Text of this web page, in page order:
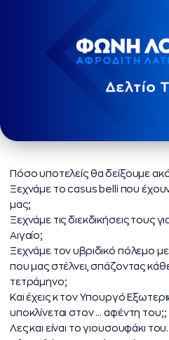
Πόσο υποτελείς θα δείξουμε
Ξεχνάμε το casus belli που
μας;
Ξεχνάμε τις διεκδικήσεις τους
Αιγαίο;
Ξεχνάμε τον υβριδικό πόλεμο
που μας στέλνει, σπάζοντας
τετράμηνο;
Και έχεις κ τον Υπουργό
υποκλίνεται στον … αφέντη του;;
Λες και είναι το γιουσουφάκι του.